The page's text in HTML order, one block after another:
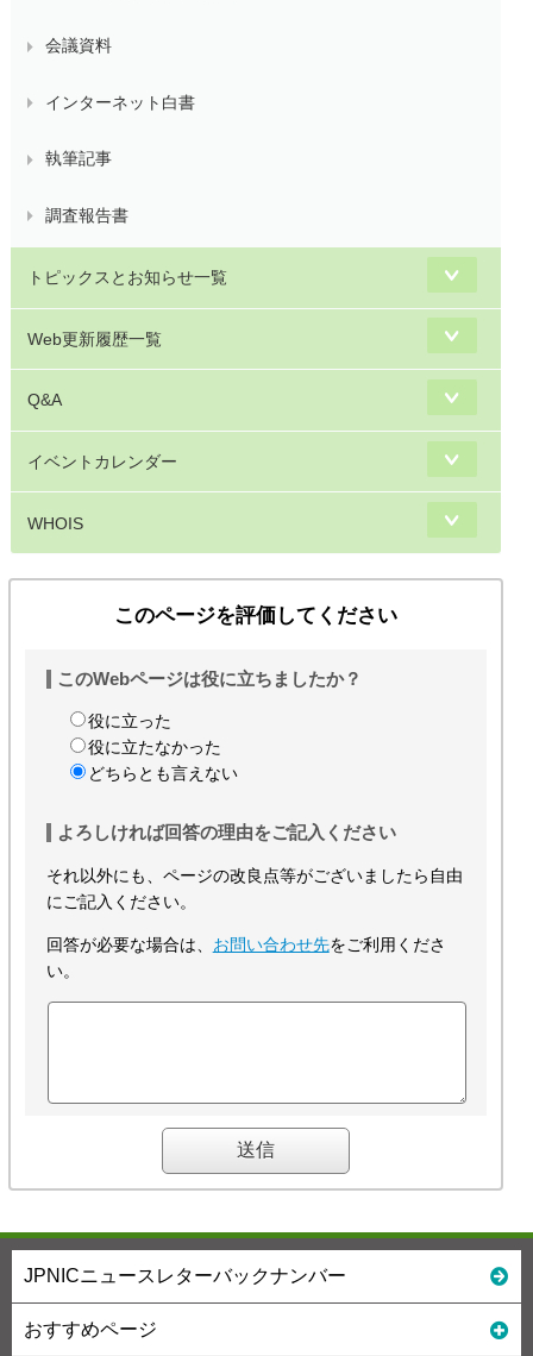
会議資料
インターネット白書
執筆記事
調査報告書
トピックスとお知らせ一覧
Web更新履歴一覧
Q&A
イベントカレンダー
WHOIS
このページを評価してください
このWebページは役に立ちましたか？
役に立った
役に立たなかった
どちらとも言えない
よろしければ回答の理由をご記入ください
それ以外にも、ページの改良点等がございましたら自由
にご記入ください。
回答が必要な場合は、 お問い合わせ先をご利用くださ
い。
JPNICニュースレターバックナンバー
おすすめページ